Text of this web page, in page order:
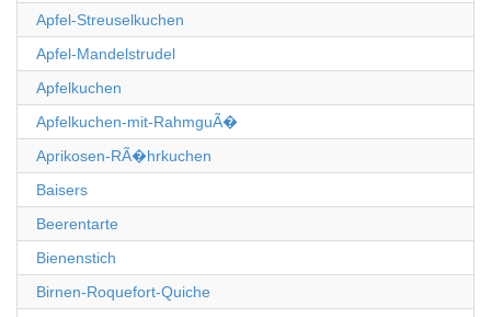
Apfel-Streuselkuchen
Apfel-Mandelstrudel
Apfelkuchen
Apfelkuchen-mit-RahmguÃ�
Aprikosen-RÃ�hrkuchen
Baisers
Beerentarte
Bienenstich
Birnen-Roquefort-Quiche